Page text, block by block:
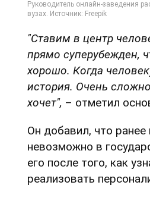
"Ставим в центр
прямо суперубежден,
хорошо. Когда
история. Очень
хочет", – отметил
Он добавил, что
невозможно в
его после того, как
реализовать